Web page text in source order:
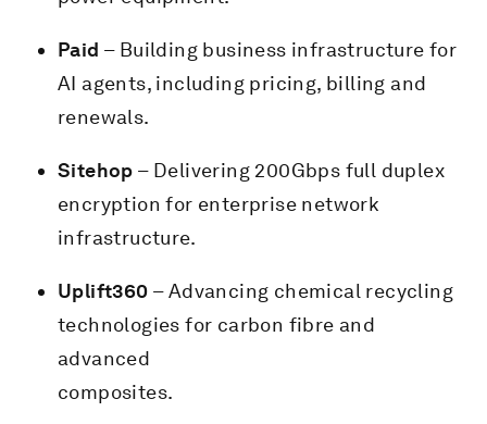
Paid – Building business infrastructure for
AI agents, including pricing, billing and
renewals.
Sitehop – Delivering 200Gbps full duplex
encryption for enterprise network
infrastructure.
Uplift360 – Advancing chemical recycling
technologies for carbon fibre and
advanced
composites.